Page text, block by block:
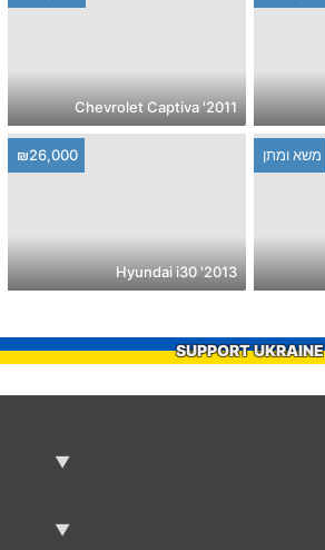
2011' Chevrolet Captiva
משא ומתן ₪26,000
2013' Hyundai i30
SUPPORT UKRAINE